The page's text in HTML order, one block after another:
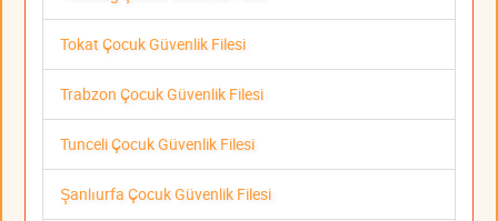
Tokat Çocuk Güvenlik Filesi
Trabzon Çocuk Güvenlik Filesi
Tunceli Çocuk Güvenlik Filesi
Şanlıurfa Çocuk Güvenlik Filesi